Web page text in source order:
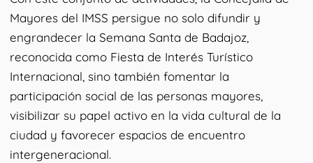
Mayores del IMSS persigue no solo difundir y
engrandecer la Semana Santa de Badajoz,
reconocida como Fiesta de Interés Turístico
Internacional, sino también fomentar la
participación social de las personas mayores,
visibilizar su papel activo en la vida cultural de la
ciudad y favorecer espacios de encuentro
intergeneracional.